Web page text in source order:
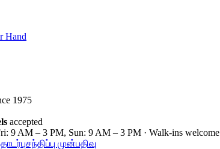
Hand
1975
accepted
9 AM – 3 PM, Sun: 9 AM – 3 PM · Walk-ins welcome
சந்திப்பு முன்பதிவு